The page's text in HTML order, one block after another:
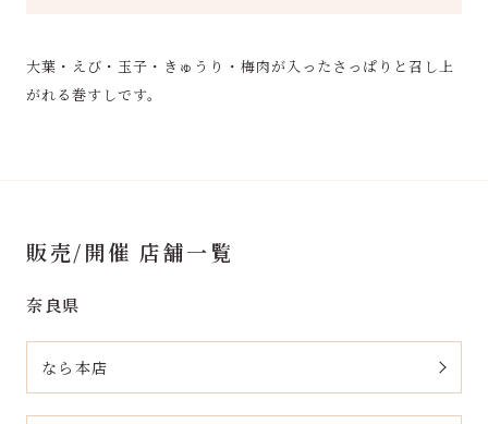
大葉・えび・玉子・きゅうり・梅肉が入ったさっぱりと召し上
がれる巻すしです。
販売/開催 店舗一覧
奈良県
なら本店